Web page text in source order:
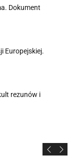
Dokument
Europejskiej.
rezunów i